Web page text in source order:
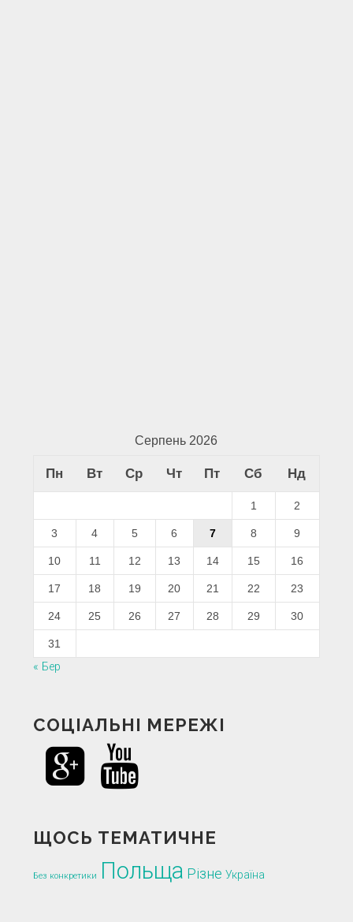
Серпень 2026
Пн Вт Ср Чт Пт Сб Нд
1 2
3 4 5 6 7 8 9
10 11 12 13 14 15 16
17 18 19 20 21 22 23
24 25 26 27 28 29 30
31
« Бер
СОЦІАЛЬНІ МЕРЕЖІ
ЩОСЬ ТЕМАТИЧНЕ
Без конкретики Польща Різне Україна